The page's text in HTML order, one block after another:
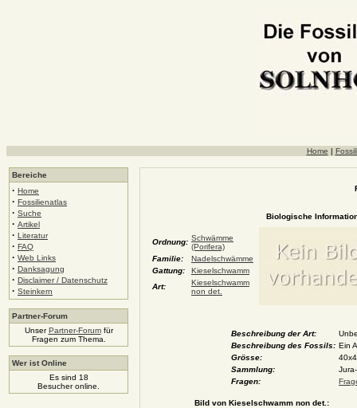
Home |
Bereiche
· Home
· Fossilienatlas
· Suche
· Artikel
· Literatur
· FAQ
· Web Links
· Danksagung
· Disclaimer / Datenschutz
· Steinkern
Partner-Forum
UnserPartner-Forumfür
Fragen zum Thema.
Wer ist Online
Es sind 18
Besucher online.
Biologische
Ordnung: Schwämme
(Porifera)
Familie:
Nadelschwämme
Gattung:
Kieselschwamm
Art:
Kieselschwamm
non det.
Beschreibung der Art:
Beschreibung des Fossils: Ein
Grösse:
Sammlung:
Fragen:
Bild von Kieselschwamm non det.: